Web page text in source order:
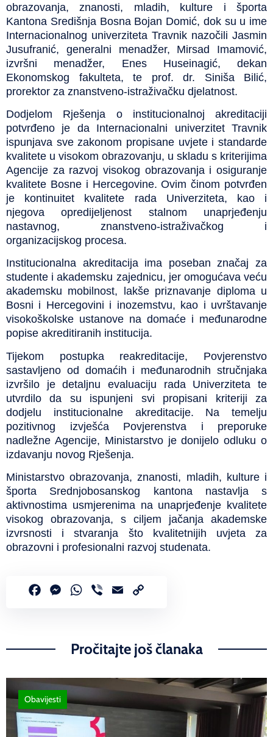
obrazovanja, znanosti, mladih, kulture i športa
Kantona Središnja Bosna Bojan Domić, dok su u ime
Internacionalnog univerziteta Travnik nazočili Jasmin
Jusufranić, generalni menadžer, Mirsad Imamović,
izvršni menadžer, Enes Huseinagić, dekan
Ekonomskog fakulteta, te prof. dr. Siniša Bilić,
prorektor za znanstveno-istraživačku djelatnost.
Dodjelom Rješenja o institucionalnoj akreditaciji
potvrđeno je da Internacionalni univerzitet Travnik
ispunjava sve zakonom propisane uvjete i standarde
kvalitete u visokom obrazovanju, u skladu s kriterijima
Agencije za razvoj visokog obrazovanja i osiguranje
kvalitete Bosne i Hercegovine. Ovim činom potvrđen
je kontinuitet kvalitete rada Univerziteta, kao i
njegova opredijeljenost stalnom unaprjeđenju
nastavnog, znanstveno-istraživačkog i
organizacijskog procesa.
Institucionalna akreditacija ima poseban značaj za
studente i akademsku zajednicu, jer omogućava veću
akademsku mobilnost, lakše priznavanje diploma u
Bosni i Hercegovini i inozemstvu, kao i uvrštavanje
visokoškolske ustanove na domaće i međunarodne
popise akreditiranih institucija.
Tijekom postupka reakreditacije, Povjerenstvo
sastavljeno od domaćih i međunarodnih stručnjaka
izvršilo je detaljnu evaluaciju rada Univerziteta te
utvrdilo da su ispunjeni svi propisani kriteriji za
dodjelu institucionalne akreditacije. Na temelju
pozitivnog izvješća Povjerenstva i preporuke
nadležne Agencije, Ministarstvo je donijelo odluku o
izdavanju novog Rješenja.
Ministarstvo obrazovanja, znanosti, mladih, kulture i
športa Srednjobosanskog kantona nastavlja s
aktivnostima usmjerenima na unaprjeđenje kvalitete
visokog obrazovanja, s ciljem jačanja akademske
izvrsnosti i stvaranja što kvalitetnijih uvjeta za
obrazovni i profesionalni razvoj studenata.
FacebookMessenger
WhatsApp
Viber Email
Pročitajte još članaka
Obavijesti